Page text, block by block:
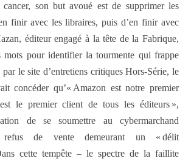
son but avoué est de supprimer les
finir avec les libraires, puis d’en finir avec
éditeur engagé à la tête de la Fabrique,
mots pour identifier la tourmente qui frappe
le site d’entretiens critiques Hors-Série, le
concéder qu’« Amazon est notre premier
le premier client de tous les éditeurs »,
de se soumettre au cybermarchand
refus de vente demeurant un « délit
cette tempête – le spectre de la faillite